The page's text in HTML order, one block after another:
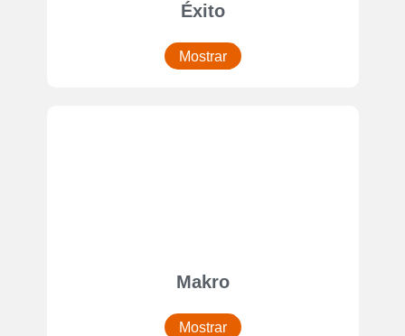
Éxito
Mostrar
Makro
Mostrar